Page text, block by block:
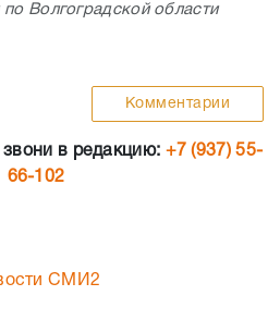
Волгоградской области
Комментарии
в редакцию: +7 (937) 55-
66-102
СМИ2